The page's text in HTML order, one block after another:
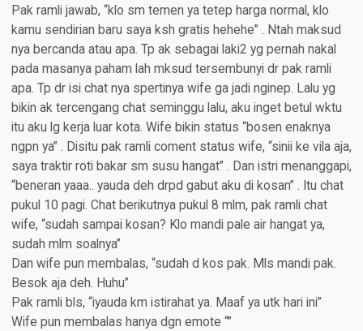
Pak ramli jawab, “klo sm temen ya tetep harga normal, klo
kamu sendirian baru saya ksh gratis hehehe” . Ntah maksud
nya bercanda atau apa. Tp ak sebagai laki2 yg pernah nakal
pada masanya paham lah mksud tersembunyi dr pak ramli
apa. Tp dr isi chat nya spertinya wife ga jadi nginep. Lalu yg
bikin ak tercengang chat seminggu lalu, aku inget betul wktu
itu aku lg kerja luar kota. Wife bikin status “bosen enaknya
ngpn ya” . Disitu pak ramli coment status wife, “sinii ke vila aja,
saya traktir roti bakar sm susu hangat” . Dan istri menanggapi,
“beneran yaaa.. yauda deh drpd gabut aku di kosan” . Itu chat
pukul 10 pagi. Chat berikutnya pukul 8 mlm, pak ramli chat
wife, “sudah sampai kosan? Klo mandi pale air hangat ya,
sudah mlm soalnya”
Dan wife pun membalas, “sudah d kos pak. Mls mandi pak.
Besok aja deh. Huhu”
Pak ramli bls, “iyauda km istirahat ya. Maaf ya utk hari ini”
Wife pun membalas hanya dgn emote “”